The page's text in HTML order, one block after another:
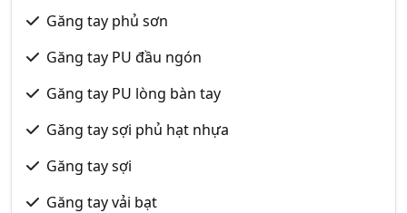
Găng tay phủ sơn
Găng tay PU đầu ngón
Găng tay PU lòng bàn tay
Găng tay sợi phủ hạt nhựa
Găng tay sợi
Găng tay vải bạt